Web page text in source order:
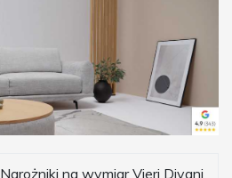
Narożniki na wymiar Vieri Divani